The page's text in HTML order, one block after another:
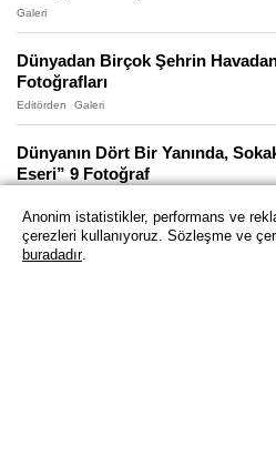
Galeri
Dünyadan Birçok Şehrin
Fotoğrafları
Editörden Galeri
Dünyanın Dört Bir Yanında,
Eseri” 9 Fotoğraf
10 Muhteşem “Dip Düşüren”
Görüntüsü
Anonim istatistikler, performans ve
çerezleri kullanıyoruz. Sözleşme ve
buradadır.